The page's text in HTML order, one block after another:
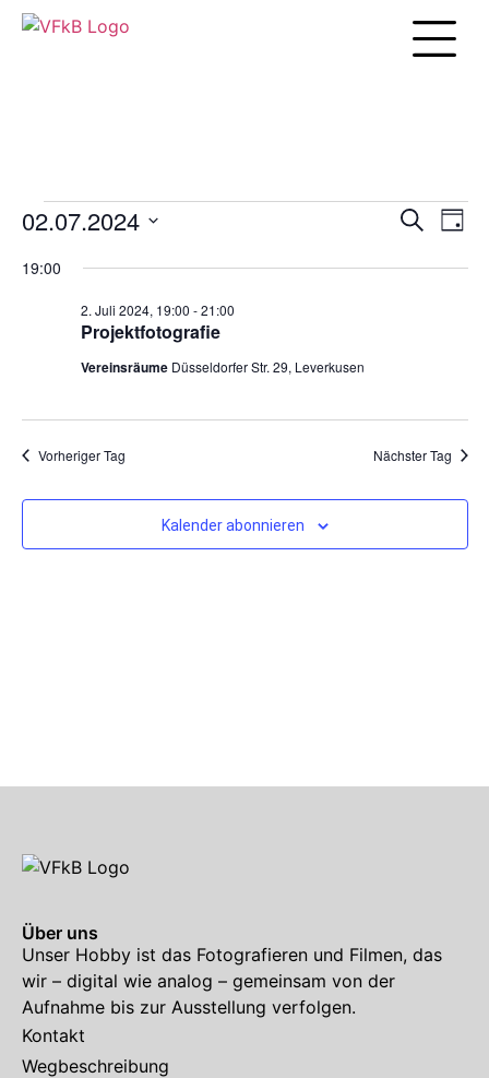
Suche
Tag
02.07.2024
wählen.
19:00
Projektfotografie
2. Juli 2024, 19:00 -21:00
Vereinsräume Düsseldorfer Str. 29, Leverkusen
Vorheriger Tag Nächster Tag
Kalender abonnieren
Über uns
Unser Hobby ist das Fotografieren und Filmen, das
wir – digital wie analog – gemeinsam von der
Aufnahme bis zur Ausstellung verfolgen.
Kontakt
Wegbeschreibung